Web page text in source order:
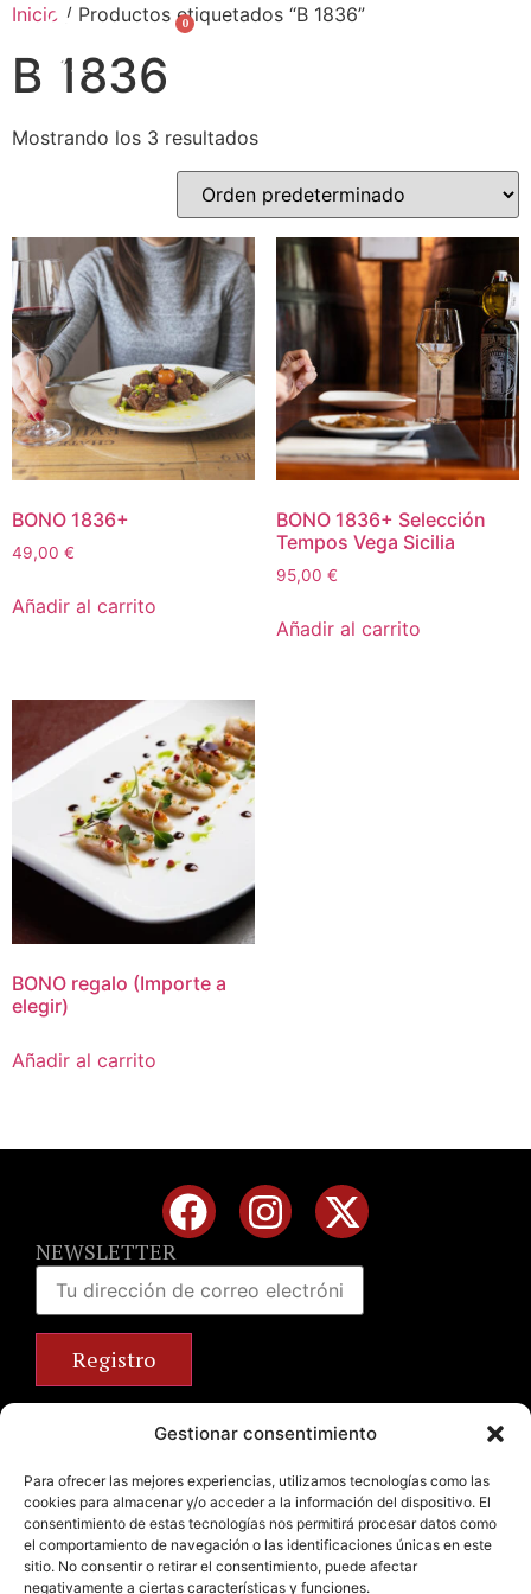
Gestionar consentimiento
Para ofrecer las mejores experiencias, utilizamos tecnologías como las
cookies para almacenar y/o acceder a la información del dispositivo. El
consentimiento de estas tecnologías nos permitirá procesar datos como
el comportamiento de navegación o las identificaciones únicas en este
sitio. No consentir o retirar el consentimiento, puede afectar
negativamente a ciertas características y funciones.
0
Inicio / Productos etiquetados “B 1836”
B 1836
Mostrando los 3 resultados
BONO 1836+
49,00 €
Añadir al carrito
BONO 1836+ Selección
Tempos Vega Sicilia
95,00 €
Añadir al carrito
BONO regalo (Importe a
elegir)
Añadir al carrito
NEWSLETTER
+34 963 672 314
info@emilianobodega.com
Parking gratuito